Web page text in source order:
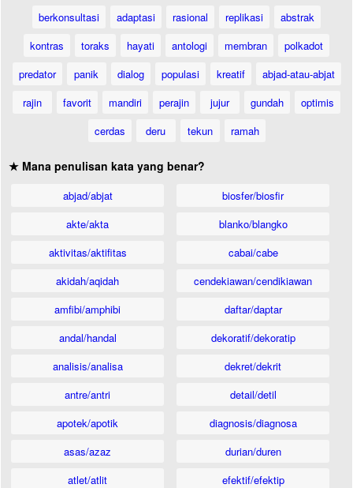
berkonsultasi
adaptasi rasional replikasi
abstrak
kontras
toraks hayati antologi membran
polkadot
predator
panik dialog populasi kreatif
abjad-atau-abjat
rajin
favorit mandiri perajin jujur gundah
optimis
cerdas
deru tekun ramah
★ Mana penulisan kata yang benar?
abjad/abjat
akte/akta
aktivitas/aktifitas
akidah/aqidah
amfibi/amphibi
andal/handal
analisis/analisa
antre/antri
apotek/apotik
asas/azaz
atlet/atlit
biosfer/biosfir
blanko/blangko
cabai/cabe
cendekiawan/cendikiawan
daftar/daptar
dekoratif/dekoratip
dekret/dekrit
detail/detil
diagnosis/diagnosa
durian/duren
efektif/efektip